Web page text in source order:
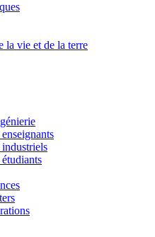
la vie et de la terre